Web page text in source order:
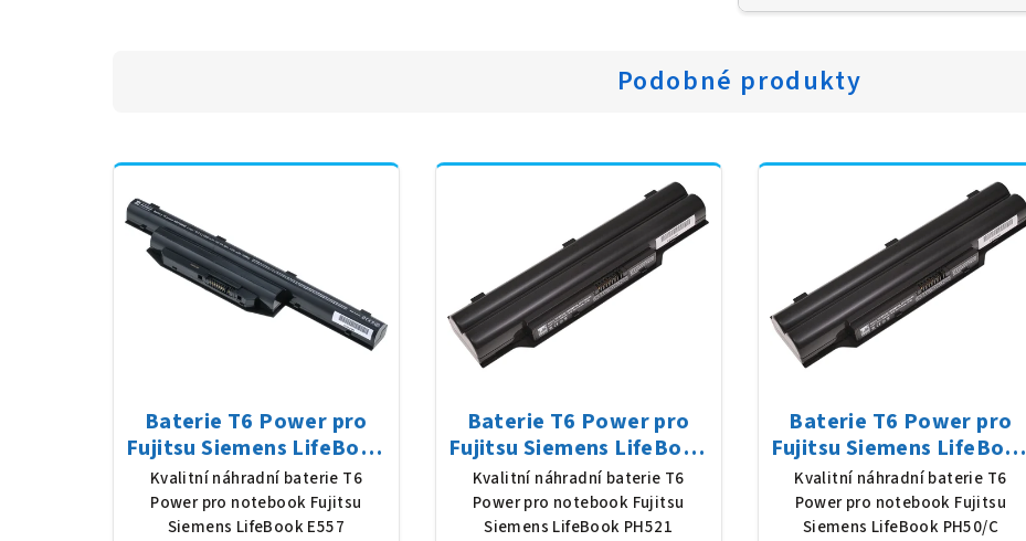
Podobné produkty
Baterie T6 Power pro
Fujitsu Siemens LifeBook
E557, Li-Ion, 10,8 V, 5200
mAh (56 Wh), černá
Kvalitní náhradní baterie T6
Power pro notebook Fujitsu
Siemens LifeBook E557
Baterie T6 Power pro
Fujitsu Siemens LifeBook
PH521, Li-Ion, 10,8 V,
5200 mAh (56 Wh), černá
Kvalitní náhradní baterie T6
Power pro notebook Fujitsu
Siemens LifeBook PH521
Baterie T6 Power pro
Fujitsu Siemens LifeBook
PH50/C, Li-Ion, 10,8 V,
5200 mAh (56 Wh), černá
Kvalitní náhradní baterie T6
Power pro notebook Fujitsu
Siemens LifeBook PH50/C